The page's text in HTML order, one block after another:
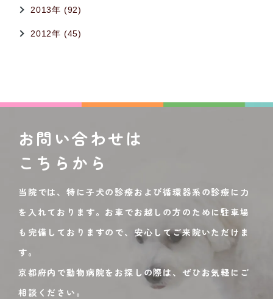
2013年 (92)
2012年 (45)
お問い合わせは
こちらから
当院では、特に子犬の診療および循環器系の診療に力
を入れております。お車でお越しの方のために駐車場
も完備しておりますので、安心してご来院いただけま
す。
京都府内で動物病院をお探しの際は、ぜひお気軽にご
相談ください。